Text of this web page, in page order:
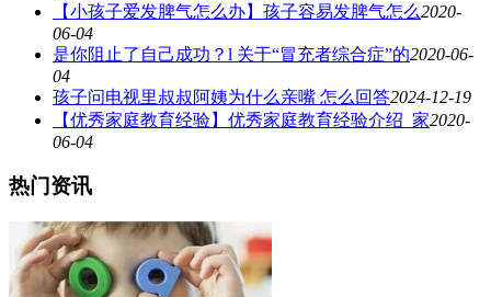
【小孩子爱发脾气怎么办】孩子容易发脾气怎么2020-
06-04
是你阻止了自己成功？l 关于“冒充者综合症”的2020-06-
04
孩子问电视里叔叔阿姨为什么亲嘴 怎么回答2024-12-19
【优秀家庭教育经验】优秀家庭教育经验介绍_家2020-
06-04
热门资讯